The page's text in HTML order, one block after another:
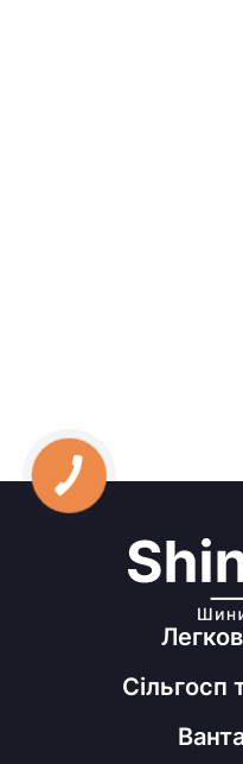
Сільгосп